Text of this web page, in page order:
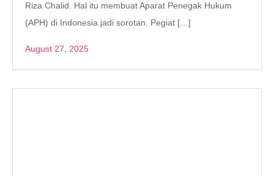
Riza Chalid. Hal itu membuat Aparat Penegak Hukum
(APH) di Indonesia jadi sorotan. Pegiat […]
August 27, 2025